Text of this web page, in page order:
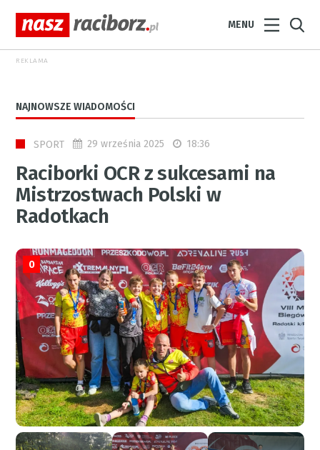
MENU
REKLAMA
NAJNOWSZE WIADOMOŚCI
SPORT 29 września 2025 18:36
Raciborki OCR z sukcesami na
Mistrzostwach Polski w
Radotkach
0